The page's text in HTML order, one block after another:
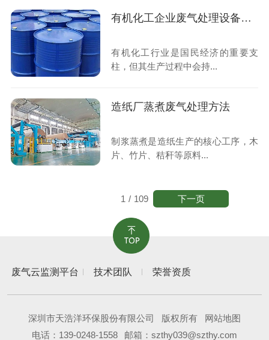
有机化工企业废气处理设备哪家好
有机化工行业是国民经济的重要支
柱，但其生产过程中会持...
造纸厂蒸煮废气处理方法
制浆蒸煮是造纸生产的核心工序，木
片、竹片、秸秆等原料...
1 / 109 下一页
废气云监测平台 技术团队 荣誉资质
深圳市天浩洋环保股份有限公司 版权所有
网站地图
电话： 139-0248-1558 邮箱：szthy039@szthy.com